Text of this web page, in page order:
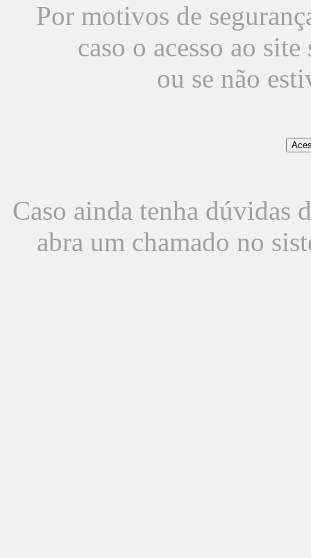
Por motivos de
caso o acesso ao
ou se não
Caso ainda tenha dúvidas
abra um chamado no